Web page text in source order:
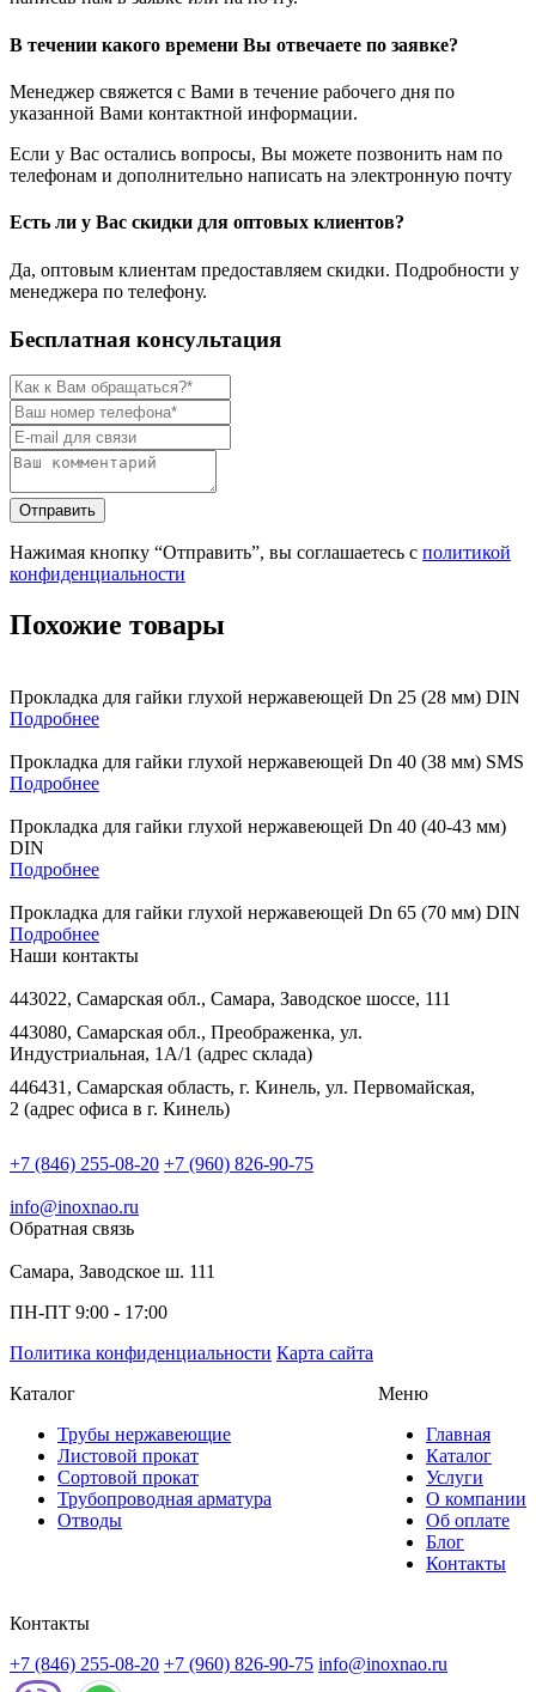
В течении какого времени Вы отвечаете по заявке?
Менеджер свяжется с Вами в течение рабочего дня по
указанной Вами контактной информации.
Если у Вас остались вопросы, Вы можете позвонить нам по
телефонам и дополнительно написать на электронную почту
Есть ли у Вас скидки для оптовых клиентов?
Да, оптовым клиентам предоставляем скидки. Подробности у
менеджера по телефону.
Бесплатная консультация
Нажимая кнопку “Отправить”, вы соглашаетесь с политикой
конфиденциальности
Похожие товары
Прокладка для гайки глухой нержавеющей Dn 25 (28 мм) DIN
Подробнее
Прокладка для гайки глухой нержавеющей Dn 40 (38 мм) SMS
Подробнее
Прокладка для гайки глухой нержавеющей Dn 40 (40-43 мм)
DIN
Подробнее
Прокладка для гайки глухой нержавеющей Dn 65 (70 мм) DIN
Подробнее
Наши контакты
443022, Самарская обл., Самара, Заводское шоссе, 111
443080, Самарская обл., Преображенка, ул.
Индустриальная, 1А/1 (адрес склада)
446431, Самарская область, г. Кинель, ул. Первомайская,
2 (адрес офиса в г. Кинель)
+7 (846) 255-08-20 +7 (960) 826-90-75
info@inoxnao.ru
Обратная связь
Самара, Заводское ш. 111
ПН-ПТ 9:00 - 17:00
Политика конфиденциальности Карта сайта
Каталог
Трубы нержавеющие
Листовой прокат
Сортовой прокат
Трубопроводная арматура
Отводы
Меню
Главная
Каталог
Услуги
О компании
Об оплате
Блог
Контакты
Контакты
+7 (846) 255-08-20 +7 (960) 826-90-75 info@inoxnao.ru